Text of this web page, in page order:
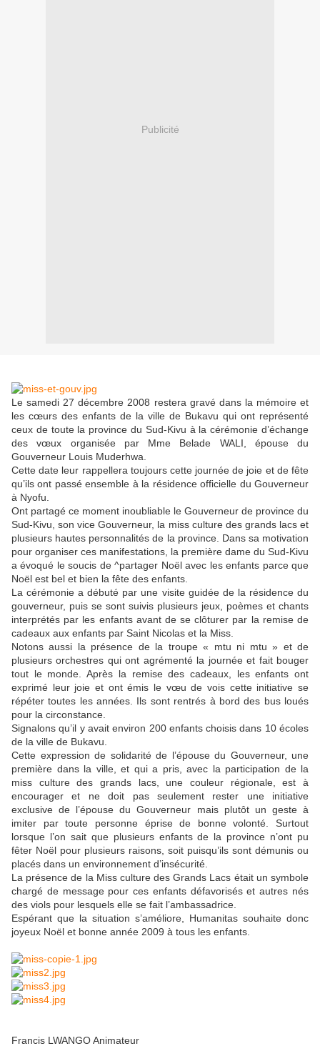
Publicité
Le samedi 27 décembre 2008 restera gravé dans la mémoire et
les cœurs des enfants de la ville de Bukavu qui ont représenté
ceux de toute la province du Sud-Kivu à la cérémonie d’échange
des vœux organisée par Mme Belade WALI, épouse du
Gouverneur Louis Muderhwa.
Cette date leur rappellera toujours cette journée de joie et de fête
qu’ils ont passé ensemble à la résidence officielle du Gouverneur
à Nyofu.
Ont partagé ce moment inoubliable le Gouverneur de province du
Sud-Kivu, son vice Gouverneur, la miss culture des grands lacs et
plusieurs hautes personnalités de la province. Dans sa motivation
pour organiser ces manifestations, la première dame du Sud-Kivu
a évoqué le soucis de ^partager Noël avec les enfants parce que
Noël est bel et bien la fête des enfants.
La cérémonie a débuté par une visite guidée de la résidence du
gouverneur, puis se sont suivis plusieurs jeux, poèmes et chants
interprétés par les enfants avant de se clôturer par la remise de
cadeaux aux enfants par Saint Nicolas et la Miss.
Notons aussi la présence de la troupe « mtu ni mtu » et de
plusieurs orchestres qui ont agrémenté la journée et fait bouger
tout le monde. Après la remise des cadeaux, les enfants ont
exprimé leur joie et ont émis le vœu de vois cette initiative se
répéter toutes les années. Ils sont rentrés à bord des bus loués
pour la circonstance.
Signalons qu’il y avait environ 200 enfants choisis dans 10 écoles
de la ville de Bukavu.
Cette expression de solidarité de l’épouse du Gouverneur, une
première dans la ville, et qui a pris, avec la participation de la
miss culture des grands lacs, une couleur régionale, est à
encourager et ne doit pas seulement rester une initiative
exclusive de l’épouse du Gouverneur mais plutôt un geste à
imiter par toute personne éprise de bonne volonté. Surtout
lorsque l’on sait que plusieurs enfants de la province n’ont pu
fêter Noël pour plusieurs raisons, soit puisqu’ils sont démunis ou
placés dans un environnement d’insécurité.
La présence de la Miss culture des Grands Lacs était un symbole
chargé de message pour ces enfants défavorisés et autres nés
des viols pour lesquels elle se fait l’ambassadrice.
Espérant que la situation s’améliore, Humanitas souhaite donc
joyeux Noël et bonne année 2009 à tous les enfants.
Francis LWANGO Animateur